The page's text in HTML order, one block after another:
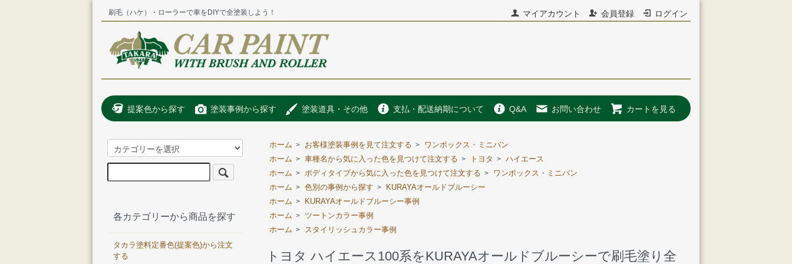
マイアカウント 会員登録 ログイン
刷毛（ハケ）・ローラーで車をDIYで全塗装しよう！
提案色から探す 塗装事例から探す 塗装道具・その他 支払・配送納期について Q&A お問い合わせ カートを見る
ホーム > お客様塗装事例を見て注文する >
ワンボックス・ミニバン
ホーム > 車種名から気に入った色を見つけて注文する > トヨタ > ハイエース
ホーム > ボディタイプから気に入った色を見つけて注文する >
ワンボックス・ミニバン
ホーム > 色別の事例から探す >
KURAYAオールドブルーシー
ホーム >
KURAYAオールドブルーシー事例
ホーム >
ツートンカラー事例
ホーム > スタイリッシュカラー事例
トヨタ ハイエース100系をKURAYAオールドブルーシーで刷毛塗り全
各カテゴリーから商品を探す
タカラ塗料定番色(提案色)から注文
する